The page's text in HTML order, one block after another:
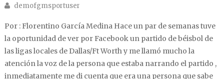
Author
demofgmsportuser
Por : Florentino García Medina Hace un par de semanas tuve
la oportunidad de ver por Facebook un partido de béisbol de
las ligas locales de Dallas/Ft Worth y me llamó mucho la
atención la voz de la persona que estaba narrando el partido ,
inmediatamente me di cuenta que era una persona que sabe